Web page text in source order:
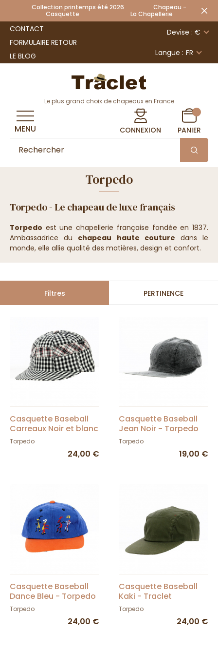
Collection printemps été 2026 Chapeau -
Casquette La Chapellerie
CONTACT
FORMULAIRE RETOUR
LE BLOG
Devise : €
Langue : FR
Le plus grand choix de chapeaux en France
CONNEXION PANIER
MENU
Torpedo
Torpedo - Le chapeau de luxe français
Torpedo est une chapellerie française fondée en 1837.
Ambassadrice du chapeau haute couture dans le
monde, elle allie qualité des matières, design et confort.
Filtres PERTINENCE
Casquette Baseball
Carreaux Noir et blanc
- Torpedo
Torpedo
24,00 €
Casquette Baseball
Jean Noir - Torpedo
Torpedo
19,00 €
Casquette Baseball
Dance Bleu - Torpedo
Torpedo
24,00 €
Casquette Baseball
Kaki - Traclet
Torpedo
24,00 €